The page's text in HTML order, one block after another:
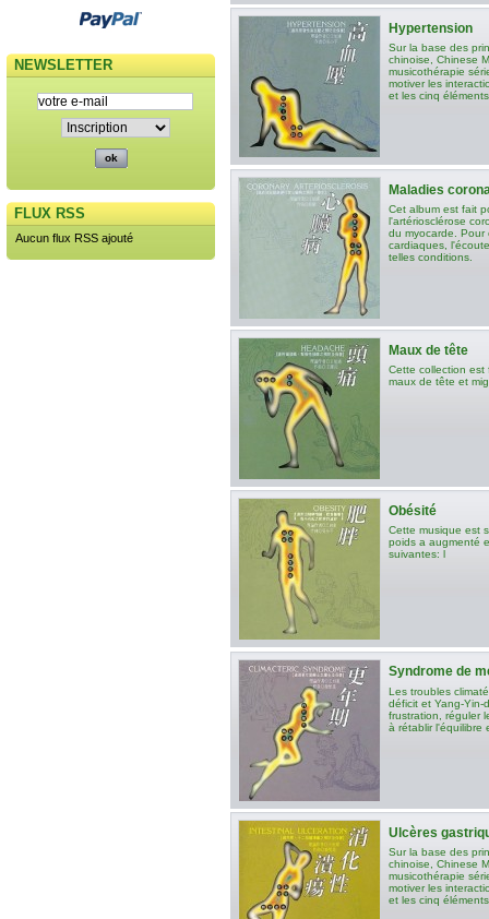
NEWSLETTER
FLUX RSS
Aucun flux RSS ajouté
Hypertension
Sur la base des
chinoise, Chinese
musicothérapie
motiver les
et les cinq
Maladies
Cet album est fait
l'artériosclérose
du myocarde. Pour
cardiaques,
telles conditions.
Maux de tête
Cette collection est
maux de tête et
Obésité
Cette musique est
poids a augmenté
suivantes: l
Syndrome de
Les troubles
déficit et Yang-Yin-
frustration, réguler
à rétablir l'équilibre
Ulcères
Sur la base des
chinoise, Chinese
musicothérapie
motiver les
et les cinq